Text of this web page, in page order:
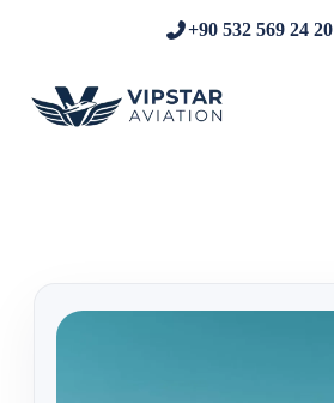
+90 532 569 24 20